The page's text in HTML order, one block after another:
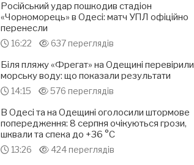
Російський удар пошкодив стадіон
«Чорноморець» в Одесі: матч УПЛ офіційно
перенесли
16:22 637 переглядів
Біля пляжу «Фрегат» на Одещині перевірили
морську воду: що показали результати
14:15 576 переглядів
В Одесі та на Одещині оголосили штормове
попередження: 8 серпня очікуються грози,
шквали та спека до +36 °С
13:26 424 переглядів